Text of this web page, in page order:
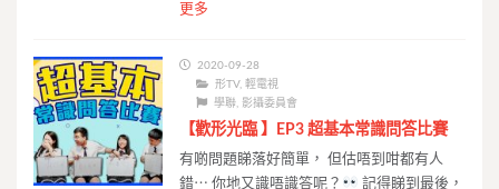
更多
2020-09-28
形TV,輕電視
學聯, 影攝委員會
【歡形光臨 】EP3 超基本常識問答比賽
有啲問題睇落好簡單， 但估唔到咁都有人
錯⋯ 你地又識唔識答呢？
記得睇到最後，